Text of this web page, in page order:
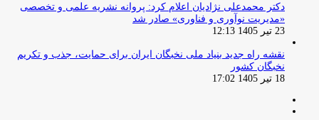
دکتر محمدعلی نژادیان اعلام کرد: پروانه نشریه علمی و تخصصی
«مدیریت نوآوری و فناوری» صادر شد
23 تیر 1405 12:13
نقشه راه جدید بنیاد ملی نخبگان ایران برای حمایت، جذب و تکریم
نخبگان کشور
18 تیر 1405 17:02